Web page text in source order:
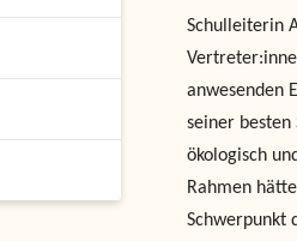
Schulleiterin
anwesenden
seiner besten
ökologisch
Rahmen
Schwerpunkt